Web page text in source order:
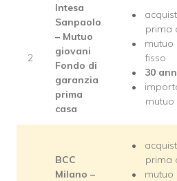
2
Intesa
Sanpaolo
– Mutuo
giovani
Fondo di
garanzia
prima
casa
prima
mutuo
fisso
30
mutuo
BCC
Milano –
prima
mutuo